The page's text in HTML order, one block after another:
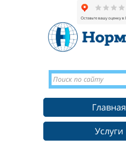
Главная
Услуги